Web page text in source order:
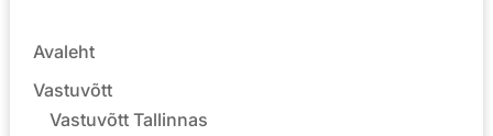
Avaleht
Vastuvõtt
Vastuvõtt Tallinnas